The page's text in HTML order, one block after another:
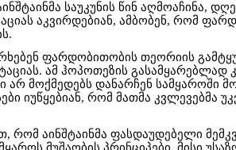
საუკუნის წინ აღმოაჩინა,
აკვირდებიან, ამბობენ, რომ
ფარდობითობის თეორიის
ამ ჰოპოთეზის გასამყარებლად
მოქმედებს დანარჩენ სამყაროში
იუწყებიან, რომ მათმა კვლევებმა
რომ აინშტაინმა ფასდაუდებელი